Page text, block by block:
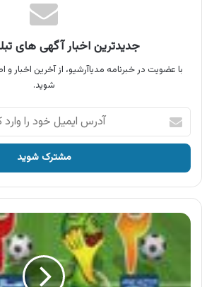
جدیدترین اخبار آگهی های
با عضویت در خبرنامه مدیاآرشیو، از آخرین اخبار و
شوید.
آدرس
ایمیل
خود
وارد
کنید
آگهی
،